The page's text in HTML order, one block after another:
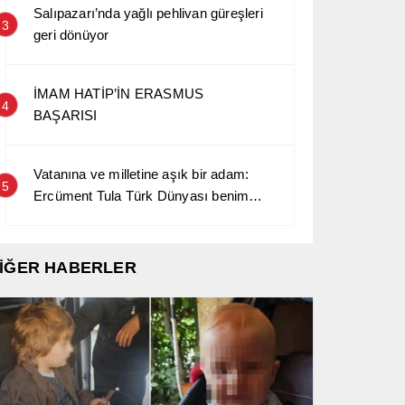
3
Salıpazarı’nda yağlı pehlivan güreşleri
geri dönüyor
4
İMAM HATİP’İN ERASMUS
BAŞARISI
5
Vatanına ve milletine aşık bir adam:
Ercüment Tula Türk Dünyası benim
HABERLER